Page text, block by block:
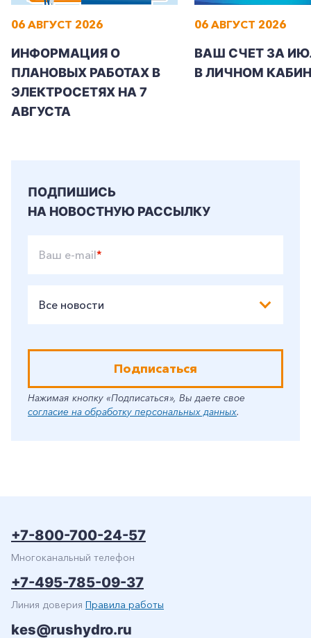
+7-800-700-24-57
06 АВГУСТ 2026
ИНФОРМАЦИЯ О
ПЛАНОВЫХ РАБОТАХ В
ЭЛЕКТРОСЕТЯХ НА 7
АВГУСТА
06 АВГУСТ 2026
ВАШ СЧЕТ ЗА
В ЛИЧНОМ
ПОДПИШИСЬ
НА НОВОСТНУЮ РАССЫЛКУ
Ваш e-mail*
Все новости
Подписаться
Нажимая кнопку «Подписаться», Вы даете свое
согласие на обработку персональных данных.
+7-800-700-24-57
Многоканальный телефон
+7-495-785-09-37
Линия доверия Правила работы
kes@rushydro.ru